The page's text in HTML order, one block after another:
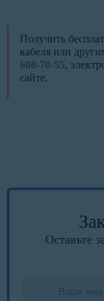
Получить
кабеля или
600-70-55,
сайте.
Оставьте